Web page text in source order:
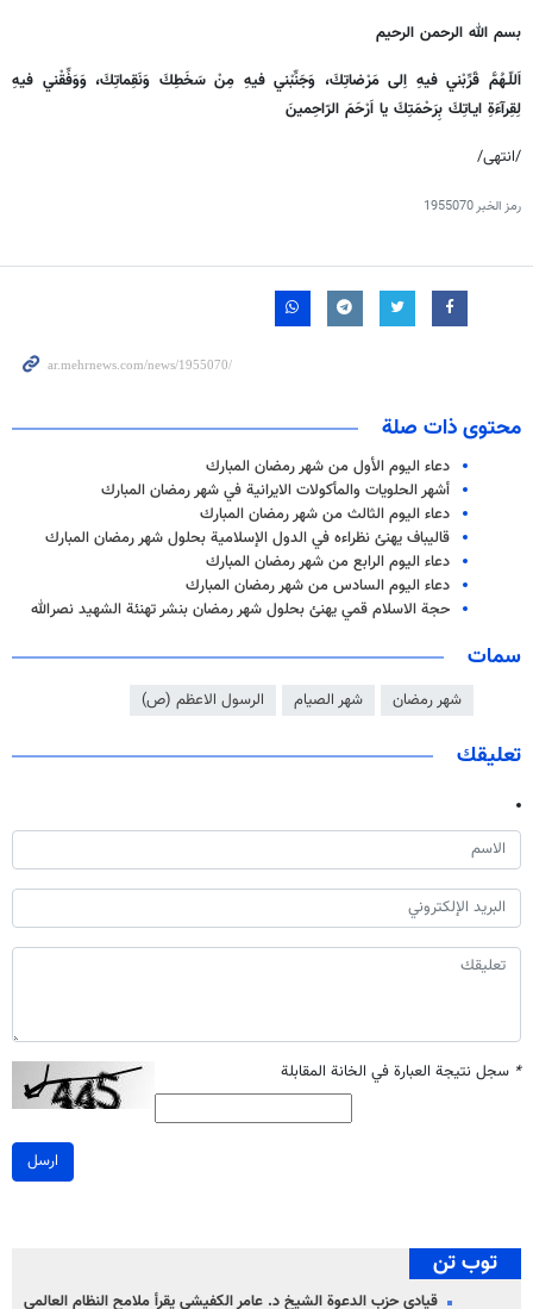
بسم الله الرحمن الرحیم
اَللّـهُمَّ قَرِّبْني فيهِ اِلى مَرْضاتِكَ، وَجَنِّبْني فيهِ مِنْ سَخَطِكَ وَنَقِماتِكَ، وَوَفِّقْني فيهِ
لِقِرآءَةِ ايـاتِكَ بِرَحْمَتِكَ يا اَرْحَمَ الرّاحِمينَ
/انتهى/
رمز الخبر1955070
محتوى ذات صلة
دعاء اليوم الأول من شهر رمضان المبارك
أشهر الحلويات والمأكولات الايرانية في شهر رمضان المبارك
دعاء اليوم الثالث من شهر رمضان المبارك
قاليباف يهنئ نظراءه في الدول الإسلامية بحلول شهر رمضان المبارك
دعاء اليوم الرابع من شهر رمضان المبارك
دعاء اليوم السادس من شهر رمضان المبارك
حجة الاسلام قمي يهنئ بحلول شهر رمضان بنشر تهنئة الشهيد نصرالله
سمات
شهر رمضان شهر الصيام الرسول الاعظم (ص)
تعليقك
* سجل نتيجة العبارة في الخانة المقابلة
ارسل
توب تن
قيادي حزب الدعوة الشيخ د. عامر الكفيشي يقرأ ملامح النظام العالمي